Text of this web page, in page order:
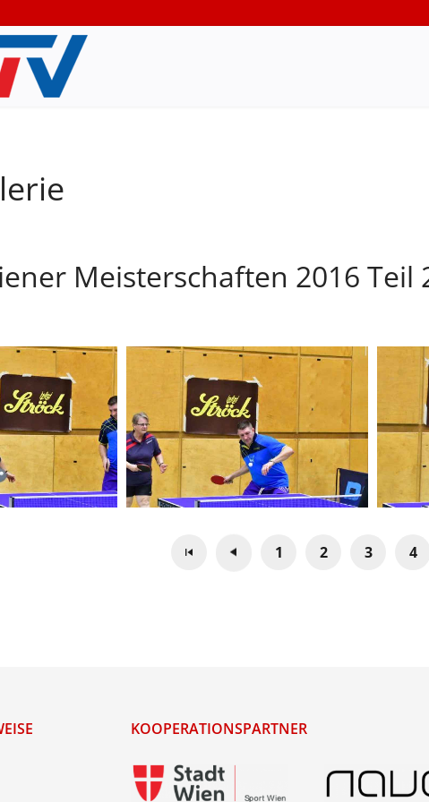
Meisterschaften 2016 Teil
1 2 3 4
KOOPERATIONSPARTNER